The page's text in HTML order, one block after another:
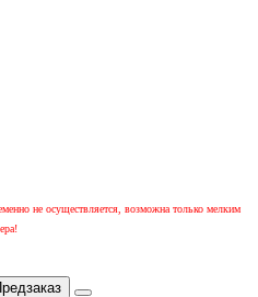
не осуществляется, возможна только мелким